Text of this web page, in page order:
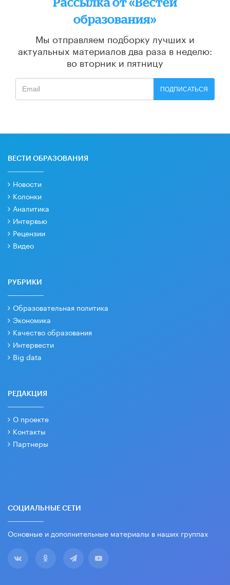
образования»
Мы отправляем подборку лучших и
актуальных материалов два раза в неделю:
во вторник и пятницу
ПОДПИСАТЬСЯ
ВЕСТИ ОБРАЗОВАНИЯ
Новости
Колонки
Аналитика
Интервью
Рецензии
Видео
РУБРИКИ
Образовательная политика
Экономика
Качество образования
Интервести
Big data
РЕДАКЦИЯ
О проекте
Контакты
Партнеры
СОЦИАЛЬНЫЕ СЕТИ
Основные и дополнительные материалы в наших группах